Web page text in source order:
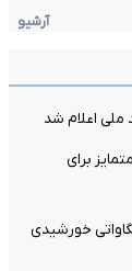
آرشیو
ملی اعلام شد
برای
در انرژی سبز؛ مجوز احداث نیروگاه ۲۰۰ مگاواتی خورشیدی